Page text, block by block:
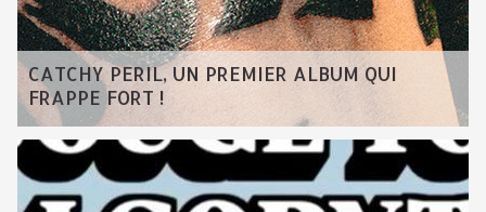
CATCHY PERIL, UN PREMIER ALBUM QUI
FRAPPE FORT !